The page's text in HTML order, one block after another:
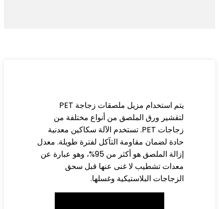
يتم استخدام مزيل ملصقات زجاجة PET
ورق الملصق من أنواع مختلفة من
زجاجات PET. تستخدم الآلة سكاكين معدنية
لضمان مقاومة التآكل لفترة طويلة. معدل
إزالة الملصق هو أكثر من 95%، وهو عبارة عن
تشطيب لا غنى عنها قبل سحق
البلاستيكية وغسلها.